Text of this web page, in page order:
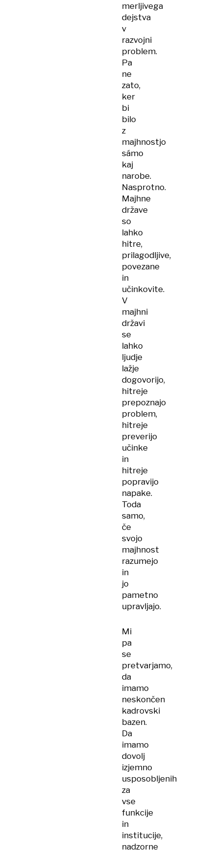
merljivega
dejstva
v
razvojni
problem.
Pa
ne
zato,
ker
bi
bilo
z
majhnostjo
sámo
kaj
narobe.
Nasprotno.
Majhne
države
so
lahko
hitre,
prilagodljive,
povezane
in
učinkovite.
V
majhni
državi
se
lahko
ljudje
lažje
dogovorijo,
hitreje
prepoznajo
problem,
hitreje
preverijo
učinke
in
hitreje
popravijo
napake.
Toda
samo,
če
svojo
majhnost
razumejo
in
jo
pametno
upravljajo.
Mi
pa
se
pretvarjamo,
da
imamo
neskončen
kadrovski
bazen.
Da
imamo
dovolj
izjemno
usposobljenih
za
vse
funkcije
in
institucije,
nadzorne